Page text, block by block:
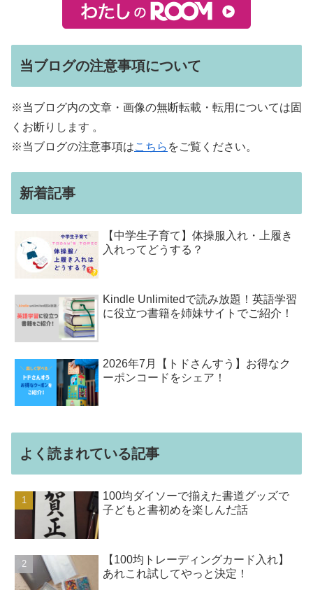
当ブログの注意事項について
※当ブログ内の文章・画像の無断転載・転用については固
くお断りします 。
※当ブログの注意事項はこちら をご覧ください。
新着記事
【中学生子育て】体操服入れ・上履き
入れってどうする？
Kindle Unlimitedで読み放題！英語学習
に役立つ書籍を姉妹サイトでご紹介！
2026年7月【トドさんすう】お得なク
ーポンコードをシェア！
よく読まれている記事
100均ダイソーで揃えた書道グッズで
子どもと書初めを楽しんだ話
【100均トレーディングカード入れ】
あれこれ試してやっと決定！